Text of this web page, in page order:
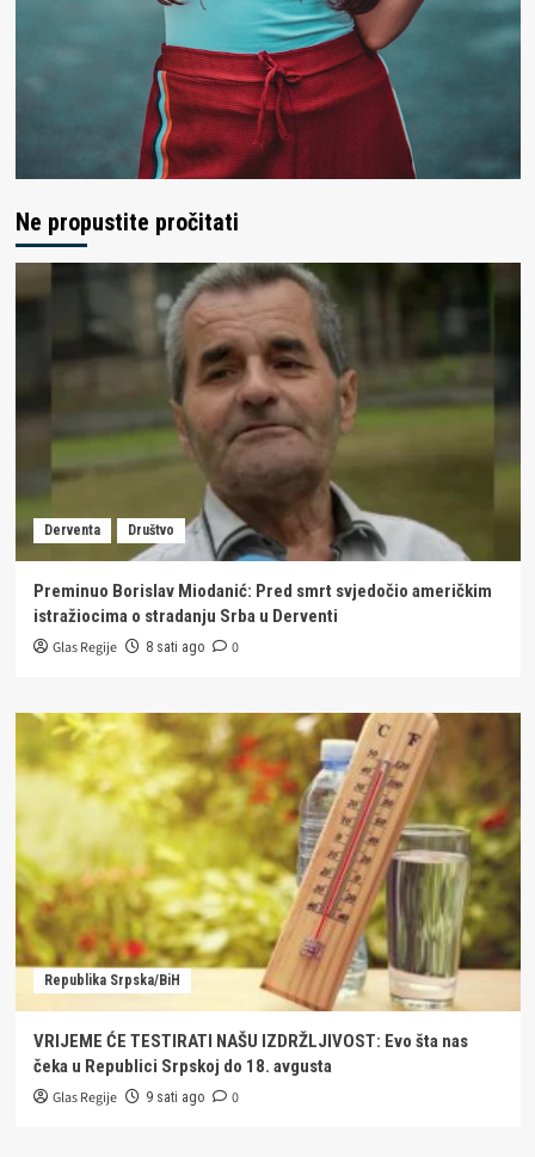
Ne propustite pročitati
Derventa Društvo
Preminuo Borislav Miodanić: Pred smrt svjedočio američkim
istražiocima o stradanju Srba u Derventi
Glas Regije 8 sati ago 0
Republika Srpska/BiH
VRIJEME ĆE TESTIRATI NAŠU IZDRŽLJIVOST: Evo šta nas
čeka u Republici Srpskoj do 18. avgusta
Glas Regije 9 sati ago 0